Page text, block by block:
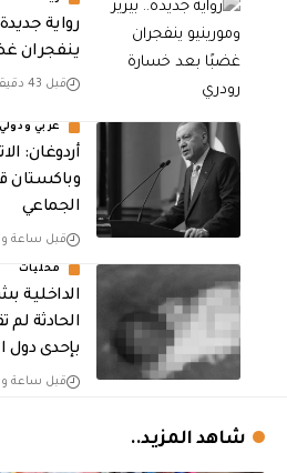
رواية
ينفجران
قبل 43 دقيقة
عربي ودولي
أردوغان:
وباكستان
الجماعي
قبل ساعة
محليات
الداخلية
الحادثة لم
بإحدى دول
قبل ساعة
شاهد المزيد..